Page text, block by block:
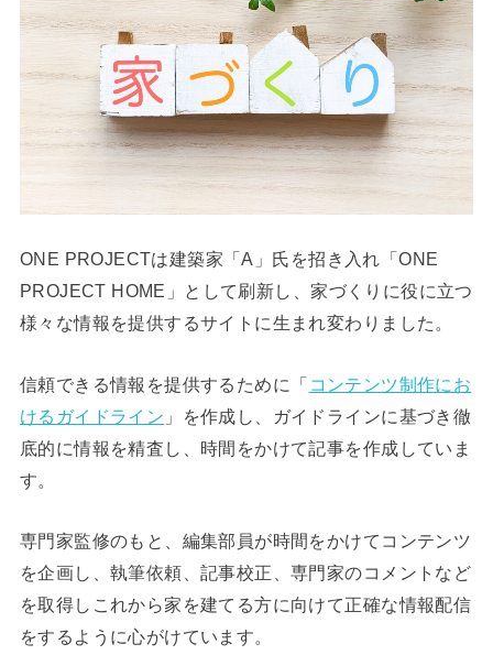
ONE PROJECTは建築家「A」氏を招き入れ「ONE
PROJECT HOME」として刷新し、家づくりに役に立つ
様々な情報を提供するサイトに生まれ変わりました。
信頼できる情報を提供するために「 コンテンツ制作にお
けるガイドライン 」を作成し、ガイドラインに基づき徹
底的に情報を精査し、時間をかけて記事を作成していま
す。
専門家監修のもと、編集部員が時間をかけてコンテンツ
を企画し、執筆依頼、記事校正、専門家のコメントなど
を取得しこれから家を建てる方に向けて正確な情報配信
をするように心がけています。